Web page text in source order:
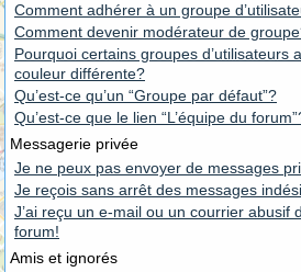
Comment adhérer à un groupe
Comment devenir modérateur de
Pourquoi certains groupes d’utilisateurs
couleur différente?
Qu’est-ce qu’un “Groupe par défaut”?
Qu’est-ce que le lien “L’équipe du
Messagerie privée
Je ne peux pas envoyer de messages
Je reçois sans arrêt des messages
J’ai reçu un e-mail ou un courrier abusif
forum!
Amis et ignorés